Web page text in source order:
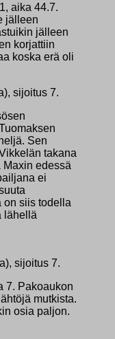
aika 44.7.
jälleen
jälleen
korjattiin
koska erä oli
sijoitus 7.
Sen
takana
edessä
ei
on siis todella
lähellä
sijoitus 7.
7. Pakoaukon
mutkista.
osia paljon.